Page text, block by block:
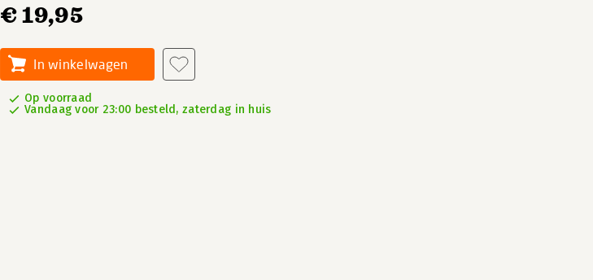
€ 19,95
In winkelwagen
Op voorraad
Vandaag voor 23:00 besteld, zaterdag in huis